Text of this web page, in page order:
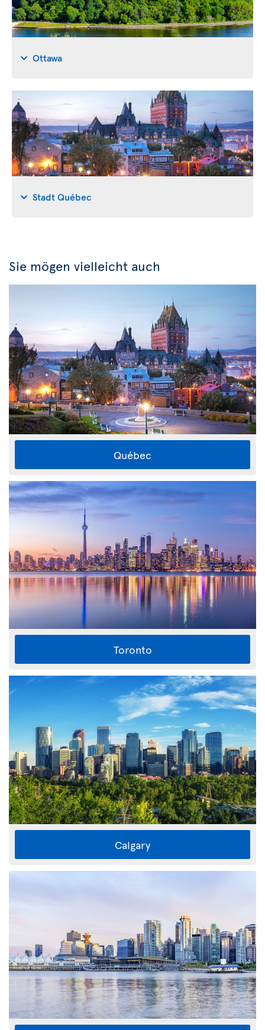
Ottawa
Stadt Québec
Sie mögen vielleicht auch
Québec
Toronto
Calgary